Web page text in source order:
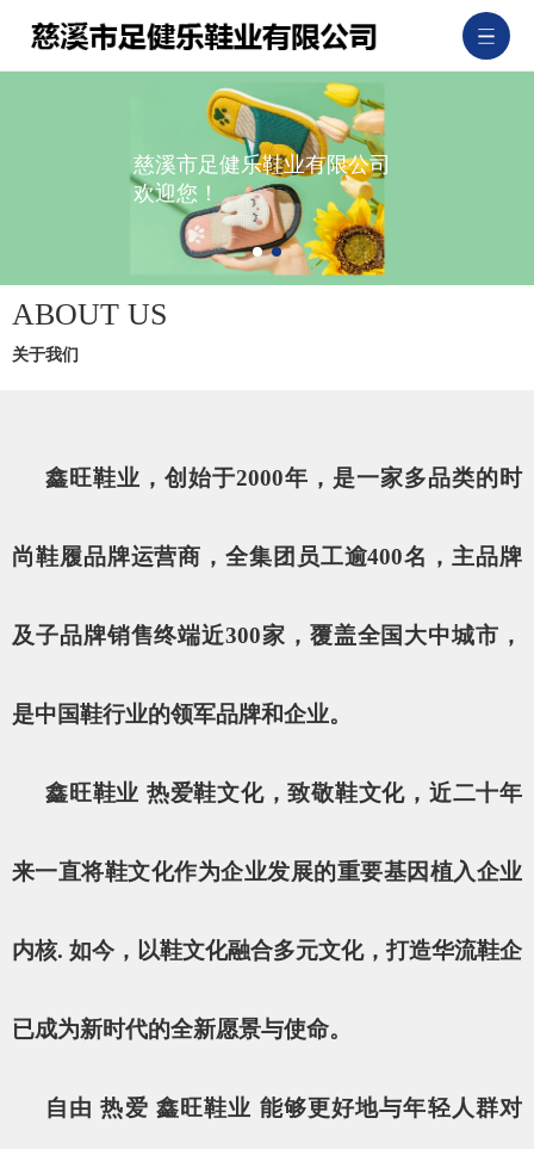
慈溪市足健乐鞋业有限公司
欢迎您！
ABOUT US
关于我们
鑫旺鞋业，创始于2000年，是一家多品类的时
尚鞋履品牌运营商，全集团员工逾400名，主品牌
及子品牌销售终端近300家，覆盖全国大中城市，
是中国鞋行业的领军品牌和企业。
鑫旺鞋业 热爱鞋文化，致敬鞋文化，近二十年
来一直将鞋文化作为企业发展的重要基因植入企业
内核. 如今，以鞋文化融合多元文化，打造华流鞋企
已成为新时代的全新愿景与使命。
自由 热爱 鑫旺鞋业 能够更好地与年轻人群对